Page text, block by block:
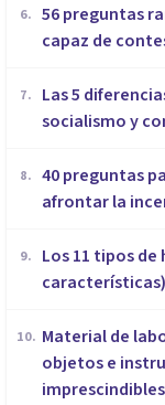
6. 56 preguntas
capaz de
7.
Las 5
socialismo y
8. 40 preguntas
afrontar la
9.
Los 11 tipos de
características)
10. Material de
objetos e
imprescindibles